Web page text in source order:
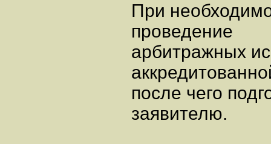
При
проведение
арбитражных
после чего
заявителю.